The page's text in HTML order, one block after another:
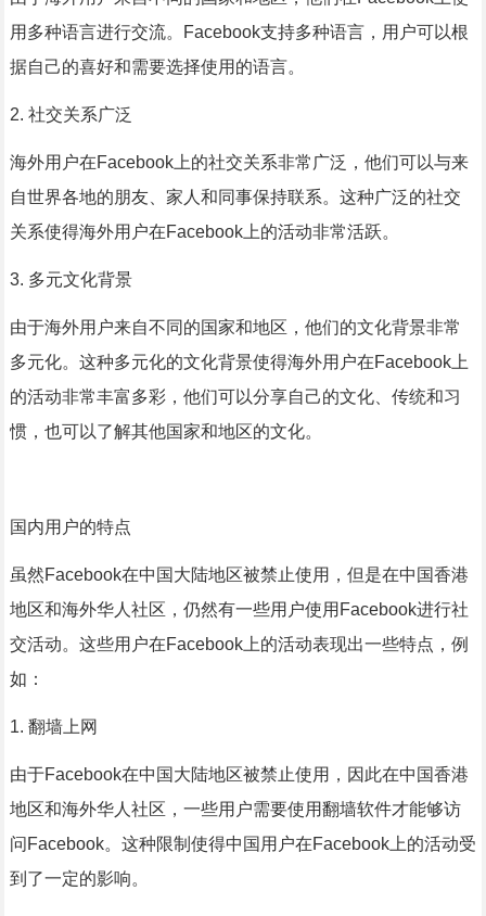
用多种语言进行交流。Facebook支持多种语言，用户可以根
据自己的喜好和需要选择使用的语言。
2. 社交关系广泛
海外用户在Facebook上的社交关系非常广泛，他们可以与来
自世界各地的朋友、家人和同事保持联系。这种广泛的社交
关系使得海外用户在Facebook上的活动非常活跃。
3. 多元文化背景
由于海外用户来自不同的国家和地区，他们的文化背景非常
多元化。这种多元化的文化背景使得海外用户在Facebook上
的活动非常丰富多彩，他们可以分享自己的文化、传统和习
惯，也可以了解其他国家和地区的文化。
国内用户的特点
虽然Facebook在中国大陆地区被禁止使用，但是在中国香港
地区和海外华人社区，仍然有一些用户使用Facebook进行社
交活动。这些用户在Facebook上的活动表现出一些特点，例
如：
1. 翻墙上网
由于Facebook在中国大陆地区被禁止使用，因此在中国香港
地区和海外华人社区，一些用户需要使用翻墙软件才能够访
问Facebook。这种限制使得中国用户在Facebook上的活动受
到了一定的影响。